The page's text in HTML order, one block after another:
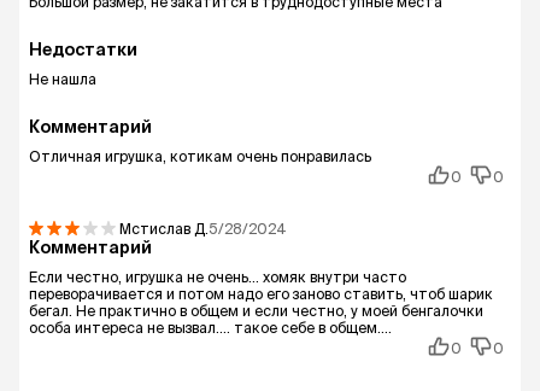
Недостатки
Не нашла
Комментарий
Отличная игрушка, котикам очень понравилась
0
0
Мстислав Д. 5/28/2024
Комментарий
Если честно, игрушка не очень... хомяк внутри часто
переворачивается и потом надо его заново ставить, чтоб шарик
бегал. Не практично в общем и если честно, у моей бенгалочки
особа интереса не вызвал.... такое себе в общем....
0
0